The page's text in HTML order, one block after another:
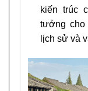
kiến trúc
tưởng cho
lịch sử và